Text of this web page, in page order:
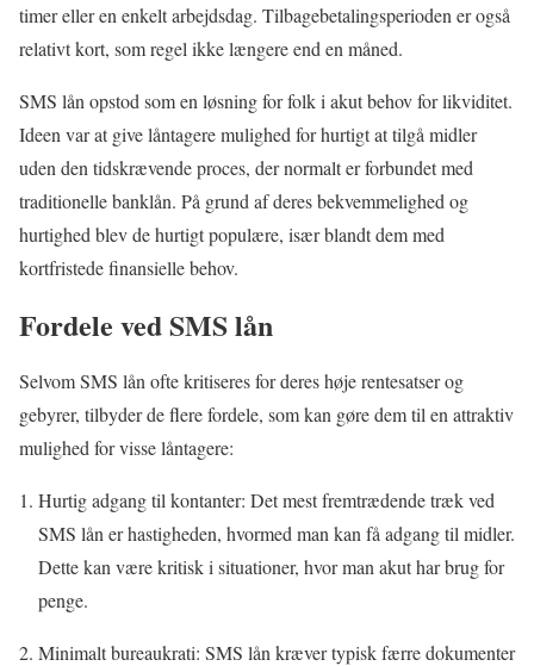
timer eller en enkelt arbejdsdag. Tilbagebetalingsperioden er også
relativt kort, som regel ikke længere end en måned.
SMS lån opstod som en løsning for folk i akut behov for likviditet.
Ideen var at give låntagere mulighed for hurtigt at tilgå midler
uden den tidskrævende proces, der normalt er forbundet med
traditionelle banklån. På grund af deres bekvemmelighed og
hurtighed blev de hurtigt populære, især blandt dem med
kortfristede finansielle behov.
Fordele ved SMS lån
Selvom SMS lån ofte kritiseres for deres høje rentesatser og
gebyrer, tilbyder de flere fordele, som kan gøre dem til en attraktiv
mulighed for visse låntagere:
Hurtig adgang til kontanter: Det mest fremtrædende træk ved
SMS lån er hastigheden, hvormed man kan få adgang til midler.
Dette kan være kritisk i situationer, hvor man akut har brug for
penge.
Minimalt bureaukrati: SMS lån kræver typisk færre dokumenter